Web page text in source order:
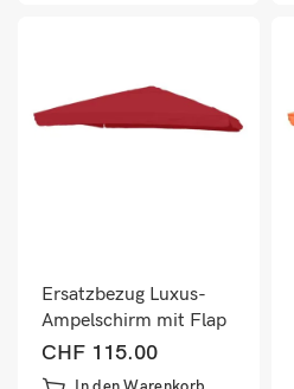
Ersatzbezug Luxus-
Ampelschirm mit Flap
Schirmbezug
3,5×3,5m bordeaux
CHF 115.00